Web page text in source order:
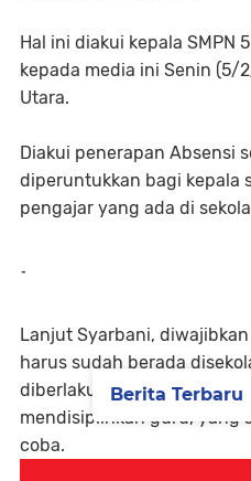
Hal ini diakui kepala SMPN
kepada media ini Senin (5/
Utara.
Diakui penerapan Absensi
diperuntukkan bagi kepala
pengajar yang ada di
-
Lanjut Syarbani,
harus sudah berada
diberlakukan absensi
mendisiplinkan guru, yang
coba.
Berita Terbaru